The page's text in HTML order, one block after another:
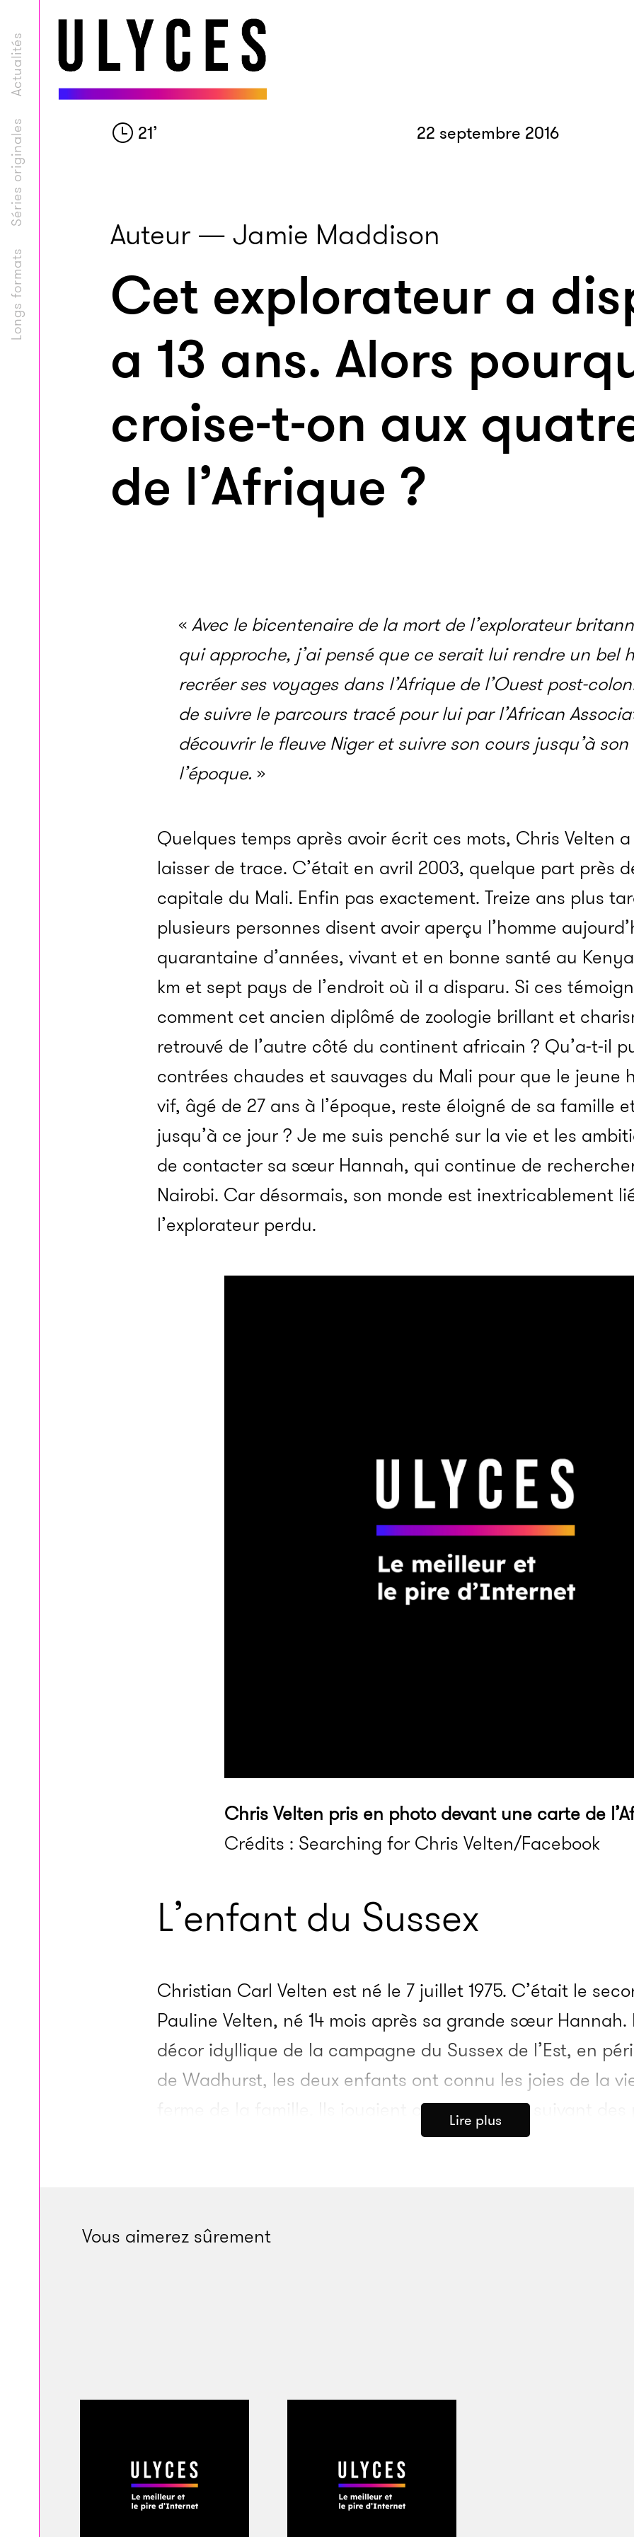
Longs formats
Séries originales
Actualités
21’ 22 septembre 2016
Auteur — Jamie Maddison
Cet explorateur a
a 13 ans. Alors
croise-t-on aux
de l’Afrique ?
«Avec le bicentenaire de la mort de l’explorateur
qui approche, j’ai pensé que ce serait lui rendre un bel
recréer ses voyages dans l’Afrique de l’Ouest post-
de suivre le parcours tracé pour lui par l’African
découvrir le fleuve Niger et suivre son cours jusqu’à
l’époque. »
Quelques temps après avoir écrit ces mots, Chris Velten
laisser de trace. C’était en avril 2003, quelque part près
capitale du Mali. Enfin pas exactement. Treize ans plus
plusieurs personnes disent avoir aperçu l’homme
quarantaine d’années, vivant et en bonne santé au
km et sept pays de l’endroit où il a disparu. Si ces
comment cet ancien diplômé de zoologie brillant et
retrouvé de l’autre côté du continent africain ? Qu’a-t-il
contrées chaudes et sauvages du Mali pour que le jeune
vif, âgé de 27 ans à l’époque, reste éloigné de sa famille
jusqu’à ce jour ? Je me suis penché sur la vie et les
de contacter sa sœur Hannah, qui continue de
Nairobi. Car désormais, son monde est inextricablement
l’explorateur perdu.
Chris Velten pris en photo devant une carte de
Crédits : Searching for Chris Velten/Facebook
L’enfant du Sussex
Christian Carl Velten est né le 7 juillet 1975. C’était le
Pauline Velten, né 14 mois après sa grande sœur
décor idyllique de la campagne du Sussex de l’Est, en
de Wadhurst, les deux enfants ont connu les joies de la
ferme de la famille. Ils jouaient constamment, suivant des
combattant ou faisant des bonds sur leurs vélos dans la
donc nous avions nos cousins dans le coin
et sœur. On se ressemblait beaucoup ; les gens pensaient
c’est souvent le cas avec les enfants, le temps passe trop
primaire, les vies d’Hannah et de Chris ont commencé à
Lire plus
Vous aimerez sûrement